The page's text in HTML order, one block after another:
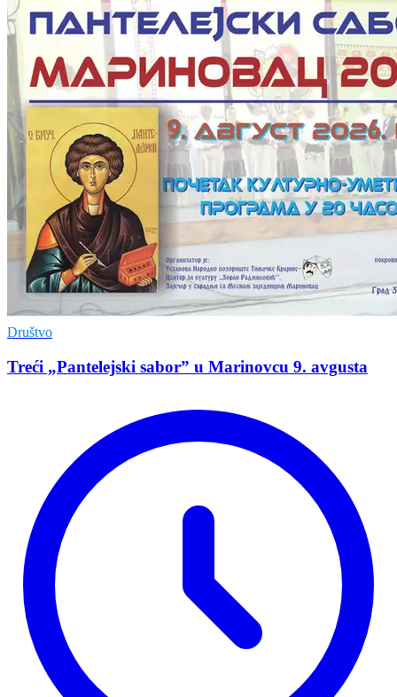
Društvo
Treći „Pantelejski sabor” u Marinovcu 9. avgusta